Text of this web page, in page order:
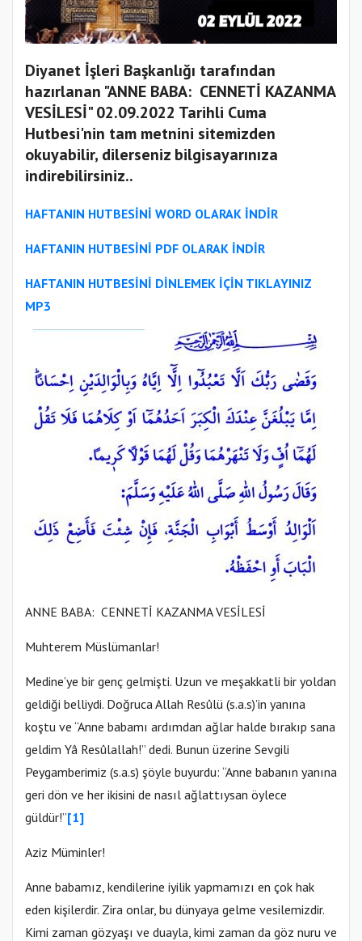
Diyanet İşleri Başkanlığı tarafından
hazırlanan "ANNE BABA: CENNETİ KAZANMA
VESİLESİ" 02.09.2022 Tarihli Cuma
Hutbesi'nin tam metnini sitemizden
okuyabilir, dilerseniz bilgisayarınıza
indirebilirsiniz..
HAFTANIN HUTBESİNİ WORD OLARAK İNDİR
HAFTANIN HUTBESİNİ PDF OLARAK İNDİR
HAFTANIN HUTBESİNİ DİNLEMEK İÇİN TIKLAYINIZ
MP3
ANNE BABA: CENNETİ KAZANMA VESİLESİ
Muhterem Müslümanlar!
Medine’ye bir genç gelmişti. Uzun ve meşakkatli bir yoldan
geldiği belliydi. Doğruca Allah Resûlü (s.a.s)’in yanına
koştu ve “Anne babamı ardımdan ağlar halde bırakıp sana
geldim Yâ Resûlallah!” dedi. Bunun üzerine Sevgili
Peygamberimiz (s.a.s) şöyle buyurdu: “Anne babanın yanına
geri dön ve her ikisini de nasıl ağlattıysan öylece
güldür!”[1]
Aziz Müminler!
Anne babamız, kendilerine iyilik yapmamızı en çok hak
eden kişilerdir. Zira onlar, bu dünyaya gelme vesilemizdir.
Kimi zaman gözyaşı ve duayla, kimi zaman da göz nuru ve